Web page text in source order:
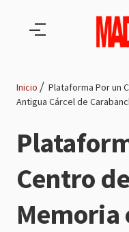
de
navegación
Inicio
Plataforma Por un
Antigua Cárcel de
Centro
Memoria